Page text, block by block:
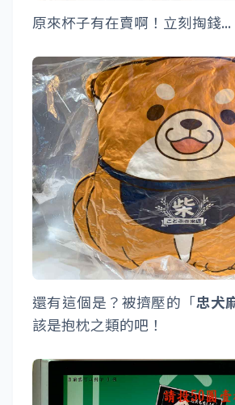
原來杯子有在賣啊！立刻掏錢...
還有這個是？被擠壓的「忠犬
該是抱枕之類的吧！